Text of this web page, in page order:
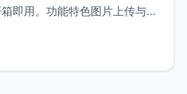
即用。功能特色图片上传与预
支持API上传v1.3更新说明新
久的API上传后台新增